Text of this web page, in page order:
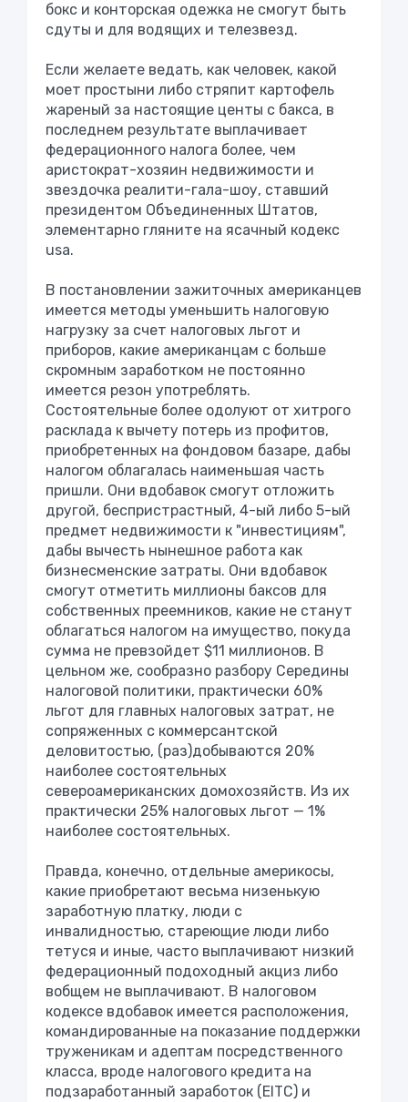
бокс и конторская одежка не смогут быть
сдуты и для водящих и телезвезд.
Если желаете ведать, как человек, какой
моет простыни либо стряпит картофель
жареный за настоящие центы с бакса, в
последнем результате выплачивает
федерационного налога более, чем
аристократ-хозяин недвижимости и
звездочка реалити-гала-шоу, ставший
президентом Объединенных Штатов,
элементарно гляните на ясачный кодекс
usа.
В постановлении зажиточных американцев
имеется методы уменьшить налоговую
нагрузку за счет налоговых льгот и
приборов, какие американцам с больше
скромным заработком не постоянно
имеется резон употреблять.
Состоятельные более одолуют от хитрого
расклада к вычету потерь из профитов,
приобретенных на фондовом базаре, дабы
налогом облагалась наименьшая часть
пришли. Они вдобавок смогут отложить
другой, беспристрастный, 4-ый либо 5-ый
предмет недвижимости к "инвестициям",
дабы вычесть нынешное работа как
бизнесменские затраты. Они вдобавок
смогут отметить миллионы баксов для
собственных преемников, какие не станут
облагаться налогом на имущество, покуда
сумма не превзойдет $11 миллионов. В
цельном же, сообразно разбору Середины
налоговой политики, практически 60%
льгот для главных налоговых затрат, не
сопряженных с коммерсантской
деловитостью, (раз)добываются 20%
наиболее состоятельных
североамериканских домохозяйств. Из их
практически 25% налоговых льгот — 1%
наиболее состоятельных.
Правда, конечно, отдельные америкосы,
какие приобретают весьма низенькую
заработную платку, люди с
инвалидностью, стареющие люди либо
тетуся и иные, часто выплачивают низкий
федерационный подоходный акциз либо
вобщем не выплачивают. В налоговом
кодексе вдобавок имеется расположения,
командированные на показание поддержки
труженикам и адептам посредственного
класса, вроде налогового кредита на
подзаработанный заработок (EITC) и